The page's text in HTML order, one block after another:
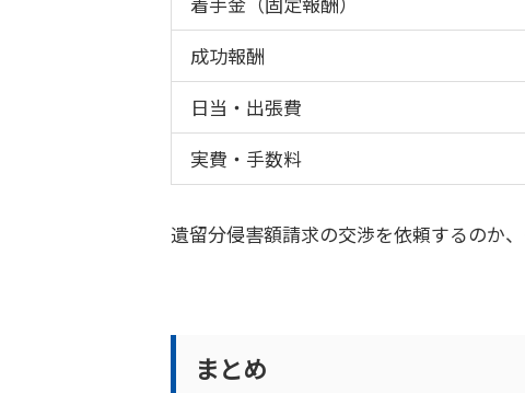
成功報酬
日当・出張費
実費・手数料
遺留分侵害額請求の交渉を依頼するのか
まとめ